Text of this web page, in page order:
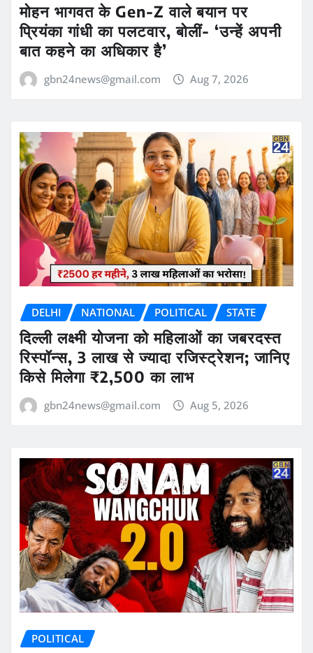
मोहन भागवत के Gen-Z वाले बयान पर
प्रियंका गांधी का पलटवार, बोलीं- ‘उन्हें अपनी
बात कहने का अधिकार है’
gbn24news@gmail.com Aug 7, 2026
DELHI NATIONAL POLITICAL STATE
दिल्ली लक्ष्मी योजना को महिलाओं का जबरदस्त
रिस्पॉन्स, 3 लाख से ज्यादा रजिस्ट्रेशन; जानिए
किसे मिलेगा ₹2,500 का लाभ
gbn24news@gmail.com Aug 5, 2026
POLITICAL